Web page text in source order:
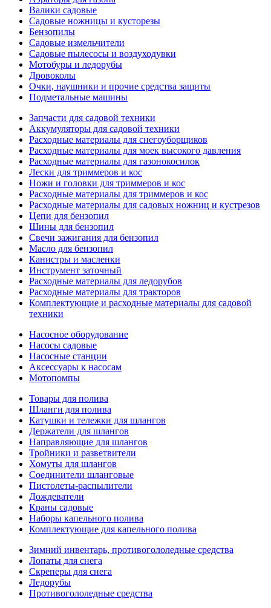
Валики садовые
Садовые ножницы и кусторезы
Бензопилы
Садовые измельчители
Садовые пылесосы и воздуходувки
Мотобуры и ледорубы
Дровоколы
Очки, наушники и прочие средства защиты
Подметальные машины
Запчасти для садовой техники
Аккумуляторы для садовой техники
Расходные материалы для снегоуборщиков
Расходные материалы для моек высокого давления
Расходные материалы для газонокосилок
Лески для триммеров и кос
Ножи и головки для триммеров и кос
Расходные материалы для триммеров и кос
Расходные материалы для садовых ножниц и кустрезов
Цепи для бензопил
Шины для бензопил
Свечи зажигания для бензопил
Масло для бензопил
Канистры и масленки
Инструмент заточный
Расходные материалы для ледорубов
Расходные материалы для тракторов
Комплектующие и расходные материалы для садовой
техники
Насосное оборудование
Насосы садовые
Насосные станции
Аксессуары к насосам
Мотопомпы
Товары для полива
Шланги для полива
Катушки и тележки для шлангов
Держатели для шлангов
Направляющие для шлангов
Тройники и разветвители
Хомуты для шлангов
Соединители шланговые
Пистолеты-распылители
Дождеватели
Краны садовые
Наборы капельного полива
Комплектующие для капельного полива
Зимний инвентарь, противогололедные средства
Лопаты для снега
Скреперы для снега
Ледорубы
Противогололедные средства